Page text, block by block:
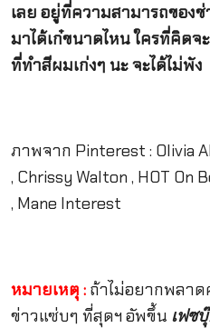
เลย อยู่ที่ความสามารถของ
มาได้เก๋ขนาดไหน ใครที่คิดจ
ที่ทำสีผมเก่งๆ นะ จะได้ไม่พัง
ภาพจาก Pinterest : Olivia
, Chrissy Walton , HOT On
, Mane Interest
หมายเหตุ : ถ้าไม่อยากพลา
ข่าวแซ่บๆ ที่สุดฯ อัพขึ้น เฟซ